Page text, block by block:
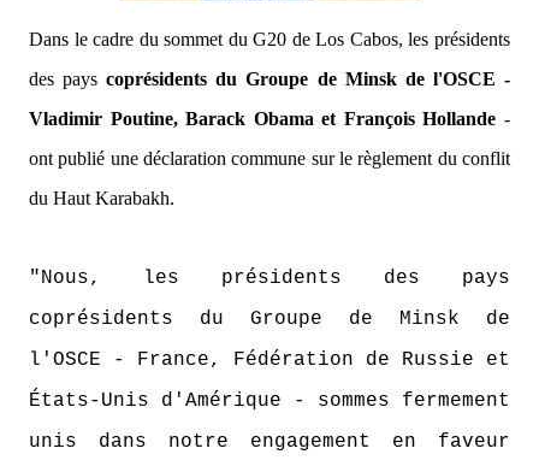
Dans le cadre du sommet du G20 de Los Cabos, les présidents
des payscoprésidents du Groupe de Minsk de l'OSCE -
Vladimir Poutine, Barack Obama et François Hollande -
ont publié une déclaration commune sur le règlement du conflit
du Haut Karabakh.
"Nous, les présidents des pays
coprésidents du Groupe de Minsk de
l'OSCE - France, Fédération de Russie et
États-Unis d'Amérique - sommes fermement
unis dans notre engagement en faveur